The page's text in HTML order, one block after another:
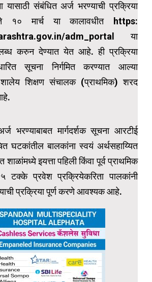
यासाठी संबंधित अर्ज भरण्याची प्रक्रिया
१० मार्च या कालावधीत https:
adm_portal या
करुन देण्यात येत आहे. ही प्रक्रिया
सूचना निर्गमित करण्यात आल्या
शालेय शिक्षण संचालक (प्राथमिक) शरद
भरण्याबाबत मार्गदर्शक सूचना आरटीई
घटकांतील बालकांना स्वयं अर्थसहाय्यित
शाळांमध्ये इयत्ता पहिली किंवा पूर्व प्राथमिक
टक्के प्रवेश प्रक्रियेकरिता पालकांनी
प्रक्रिया पूर्ण करणे आवश्यक आहे.